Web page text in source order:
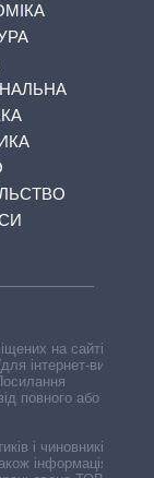
на сайті,
інтернет-видань
повного або
і чиновників,
інформація про